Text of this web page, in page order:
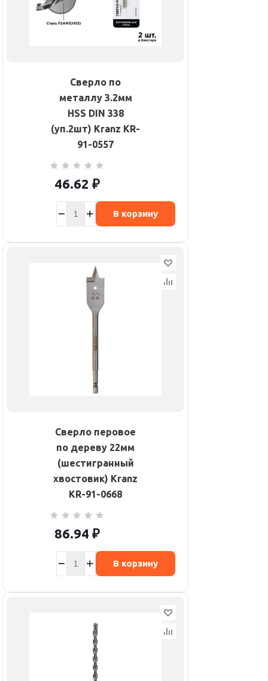
Сверло по
металлу 3.2мм
HSS DIN 338
(уп.2шт) Kranz KR-
91-0557
46.62 ₽
В корзину
Сверло перовое
по дереву 22мм
(шестигранный
хвостовик) Kranz
KR-91-0668
86.94 ₽
В корзину